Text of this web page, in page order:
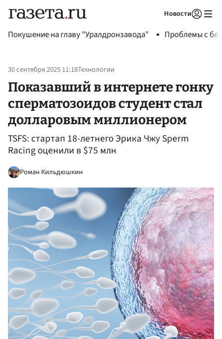
Новости
Покушение на главу "Уралдронзавода" Проблемы с
30 сентября 2025 11:18Технологии
Показавший в интернете гонку
сперматозоидов студент стал
долларовым миллионером
TSFS: стартап 18-летнего Эрика Чжу Sperm
Racing оценили в $75 млн
Роман Кильдюшкин